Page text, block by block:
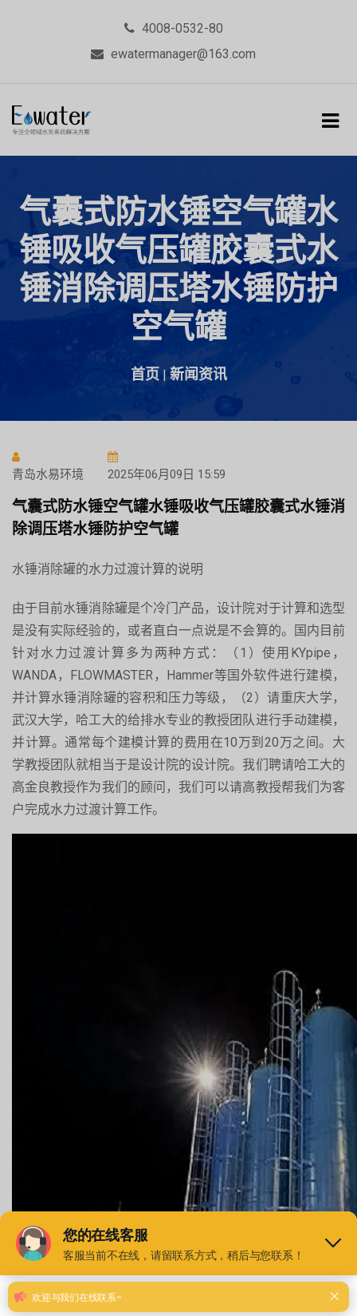
4008-0532-80
ewatermanager@163.com
气囊式防水锤空气罐水
锤吸收气压罐胶囊式水
锤消除调压塔水锤防护
空气罐
首页 | 新闻资讯
青岛水易环境 2025年06月09日 15:59
气囊式防水锤空气罐水锤吸收气压罐胶囊式水锤消
除调压塔水锤防护空气罐
水锤消除罐的水力过渡计算的说明
由于目前水锤消除罐是个冷门产品，设计院对于计算和选型
是没有实际经验的，或者直白一点说是不会算的。国内目前
针对水力过渡计算多为两种方式：（1）使用KYpipe，
WANDA，FLOWMASTER，Hammer等国外软件进行建模，
并计算水锤消除罐的容积和压力等级，（2）请重庆大学，
武汉大学，哈工大的给排水专业的教授团队进行手动建模，
并计算。通常每个建模计算的费用在10万到20万之间。大
学教授团队就相当于是设计院的设计院。我们聘请哈工大的
高金良教授作为我们的顾问，我们可以请高教授帮我们为客
户完成水力过渡计算工作。